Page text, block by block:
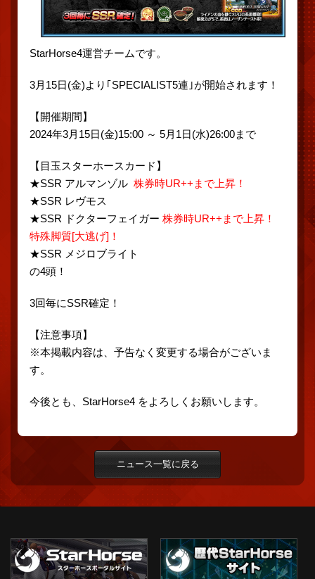
StarHorse4運営チームです。
3月15日(金)より｢SPECIALIST5連｣が開始されます！
【開催期間】
2024年3月15日(金)15:00 ～ 5月1日(水)26:00まで
【目玉スターホースカード】
★SSR アルマンゾル 株券時UR++まで上昇！
★SSR レヴモス
★SSR ドクターフェイガー 株券時UR++まで上昇！
特殊脚質[大逃げ]！
★SSR メジロブライト
の4頭！
3回毎にSSR確定！
【注意事項】
※本掲載内容は、予告なく変更する場合がございま
す。
今後とも、StarHorse4 をよろしくお願いします。
ニュース一覧に戻る